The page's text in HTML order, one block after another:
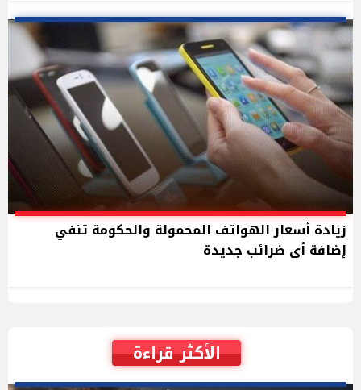
زيادة أسعار الهواتف المحمولة والحكومة تنفي
إضافة أى ضرائب جديدة
الأكثر قراءة